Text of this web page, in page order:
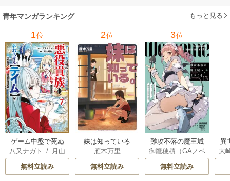
の
れ
メ
青年マンガランキング もっと見る
1位
ゲーム中盤で死ぬ
悪役貴族に転生し
たので、外れスキ
ル【テイム】を駆
八又ナガト /
月山
可也
無料立読み
2位
妹は知っている
雁木万里
無料立読み
3位
難攻不落の魔王城
へようこそ～デバ
フは不要と勇者パ
ーティーを追い出
御鷹穂積（GAノベ
ル／SBクリエイテ
ィブ刊）/蚕堂j1
無料立読み
異
は
大
Ａ